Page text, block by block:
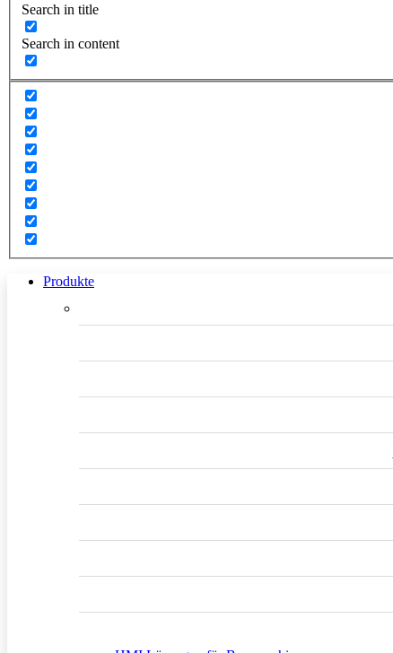
Search in title
Search in content
Produkte